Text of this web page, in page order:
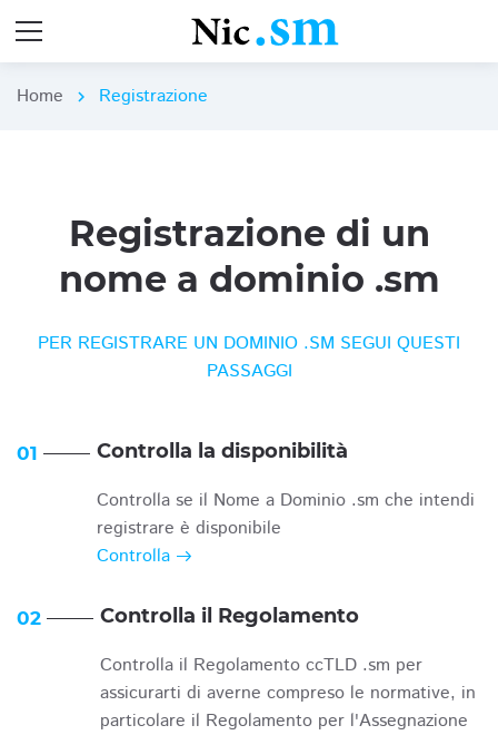
Home chevron_right Registrazione
Registrazione di un
nome a dominio .sm
PER REGISTRARE UN DOMINIO .SM SEGUI QUESTI
PASSAGGI
01 Controlla la disponibilità
Controlla se il Nome a Dominio .sm che intendi
registrare è disponibile
Controlla
02 Controlla il Regolamento
Controlla il Regolamento ccTLD .sm per
assicurarti di averne compreso le normative, in
particolare il Regolamento per l'Assegnazione